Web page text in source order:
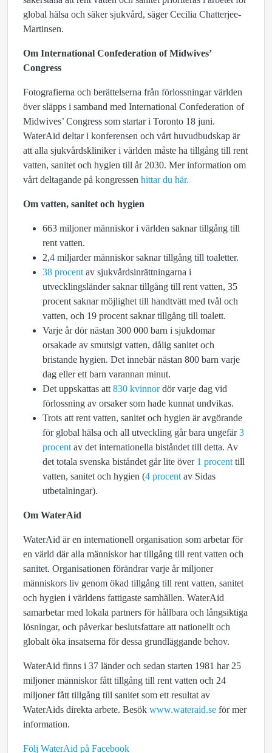
global hälsa och säker sjukvård, säger Cecilia Chatterjee-
Martinsen.
Om International Confederation of Midwives’
Congress
Fotografierna och berättelserna från förlossningar världen
över släpps i samband med International Confederation of
Midwives’ Congress som startar i Toronto 18 juni.
WaterAid deltar i konferensen och vårt huvudbudskap är
att alla sjukvårdskliniker i världen måste ha tillgång till rent
vatten, sanitet och hygien till år 2030. Mer information om
vårt deltagande på kongressen hittar du här.
Om vatten, sanitet och hygien
663 miljoner människor i världen saknar tillgång till
rent vatten.
2,4 miljarder människor saknar tillgång till toaletter.
38 procent av sjukvårdsinrättningarna i
utvecklingsländer saknar tillgång till rent vatten, 35
procent saknar möjlighet till handtvätt med tvål och
vatten, och 19 procent saknar tillgång till toalett.
Varje år dör nästan 300 000 barn i sjukdomar
orsakade av smutsigt vatten, dålig sanitet och
bristande hygien. Det innebär nästan 800 barn varje
dag eller ett barn varannan minut.
Det uppskattas att 830 kvinnordör varje dag vid
förlossning av orsaker som hade kunnat undvikas.
Trots att rent vatten, sanitet och hygien är avgörande
för global hälsa och all utveckling går bara ungefär3
procent av det internationella biståndet till detta. Av
det totala svenska biståndet går lite över 1 procent till
vatten, sanitet och hygien (4 procent av Sidas
utbetalningar).
Om WaterAid
WaterAid är en internationell organisation som arbetar för
en värld där alla människor har tillgång till rent vatten och
sanitet. Organisationen förändrar varje år miljoner
människors liv genom ökad tillgång till rent vatten, sanitet
och hygien i världens fattigaste samhällen. WaterAid
samarbetar med lokala partners för hållbara och långsiktiga
lösningar, och påverkar beslutsfattare att nationellt och
globalt öka insatserna för dessa grundläggande behov.
WaterAid finns i 37 länder och sedan starten 1981 har 25
miljoner människor fått tillgång till rent vatten och 24
miljoner fått tillgång till sanitet som ett resultat av
WaterAids direkta arbete. Besök www.wateraid.se för mer
information.
Följ WaterAid på Facebook